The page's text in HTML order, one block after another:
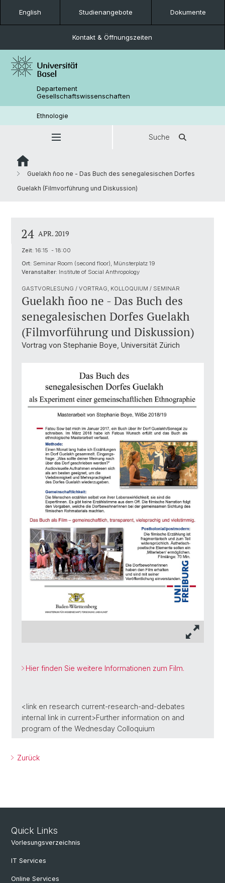
English Studienangebote Dokumente
Kontakt & Öffnungszeiten
Departement
Gesellschaftswissenschaften
Ethnologie
Suche
Guelakh ñoo ne - Das Buch des senegalesischen Dorfes
Guelakh (Filmvorführung und Diskussion)
24 APR. 2019
Zeit: 16:15 - 18:00
Ort: Seminar Room (second floor), Münsterplatz 19
Veranstalter: Institute of Social Anthropology
GASTVORLESUNG / VORTRAG, KOLLOQUIUM / SEMINAR
Guelakh ñoo ne - Das Buch des
senegalesischen Dorfes Guelakh
(Filmvorführung und Diskussion)
Vortrag von Stephanie Boye, Universität Zürich
Hier finden Sie weitere Informationen zum Film.
<link en research current-research-and-debates
internal link in current>Further information on and
program of the Wednesday Colloquium
Zurück
Quick Links
Vorlesungsverzeichnis
IT Services
Online Services